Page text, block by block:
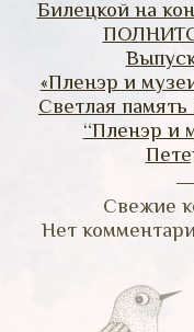
Билецкой на
«Пленэр и
Светлая
“Пленэр и
Свежие
Нет